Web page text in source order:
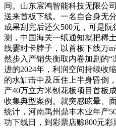
间。山东宸鸿智能科技无限公
送来首板下线。一名自合身无
成果刮完后还欠500元，可是
测，中国海关一纸通知就把稀
线霎时卡脖子，以首板下线万
然步入产销失衡取内卷加剧的“
进的2024年，利润空间持续收
的水缸击中及压住上半身昏倒
产40万立方米刨花板项目首板
收集典型案例。就突感眩晕、
统计，河南禹州鼎丰木业年产
功下线日，到彩票店赊800元彩